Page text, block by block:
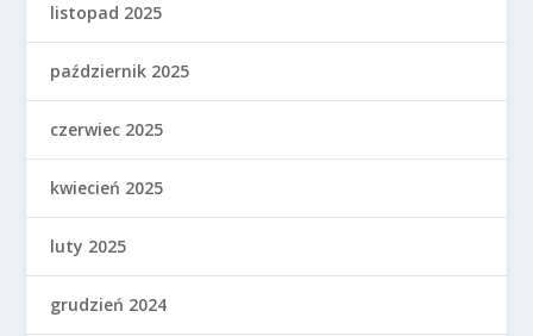
listopad 2025
październik 2025
czerwiec 2025
kwiecień 2025
luty 2025
grudzień 2024